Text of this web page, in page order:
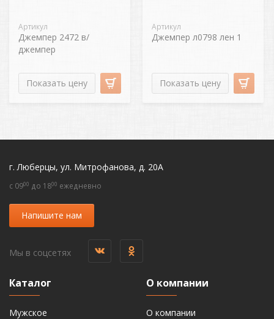
Артикул
Джемпер 2472 в/
джемпер
Показать цену
Артикул
Джемпер л0798 лен 1
Показать цену
г. Люберцы, ул. Митрофанова, д. 20А
c 0900 до 1800 ежедневно
Напишите нам
Мы в соцсетях
Каталог
Мужское
О компании
О компании